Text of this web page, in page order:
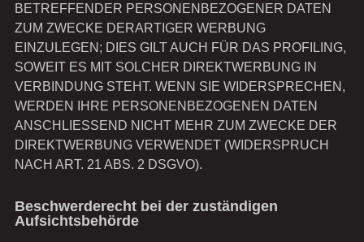
BETREFFENDER PERSONENBEZOGENER DATEN
ZUM ZWECKE DERARTIGER WERBUNG
EINZULEGEN; DIES GILT AUCH FÜR DAS PROFILING,
SOWEIT ES MIT SOLCHER DIREKTWERBUNG IN
VERBINDUNG STEHT. WENN SIE WIDERSPRECHEN,
WERDEN IHRE PERSONENBEZOGENEN DATEN
ANSCHLIESSEND NICHT MEHR ZUM ZWECKE DER
DIREKTWERBUNG VERWENDET (WIDERSPRUCH
NACH ART. 21 ABS. 2 DSGVO).
Beschwerde­recht bei der zuständigen
Aufsichts­behörde